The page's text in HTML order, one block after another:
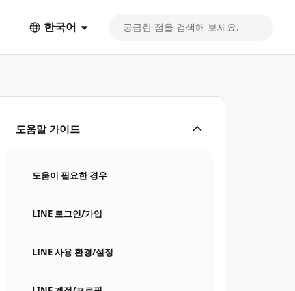
한국어
도움말 가이드
도움이 필요한 경우
LINE 로그인/가입
LINE 사용 환경/설정